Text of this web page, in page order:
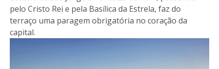
pelo Cristo Rei e pela Basílica da Estrela, faz do
terraço uma paragem obrigatória no coração da
capital.